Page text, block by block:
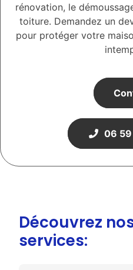
rénovation, le
toiture. Demandez un
pour protéger votre
06
Découvrez
services: